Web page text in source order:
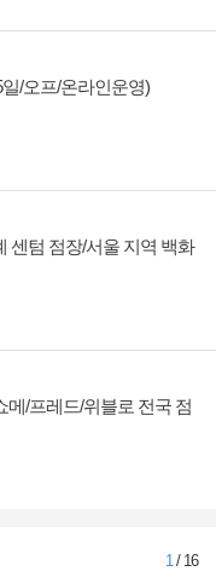
/오프/온라인운영)
센텀 점장/서울 지역 백화
메/프레드/위블로 전국 점
1/ 16